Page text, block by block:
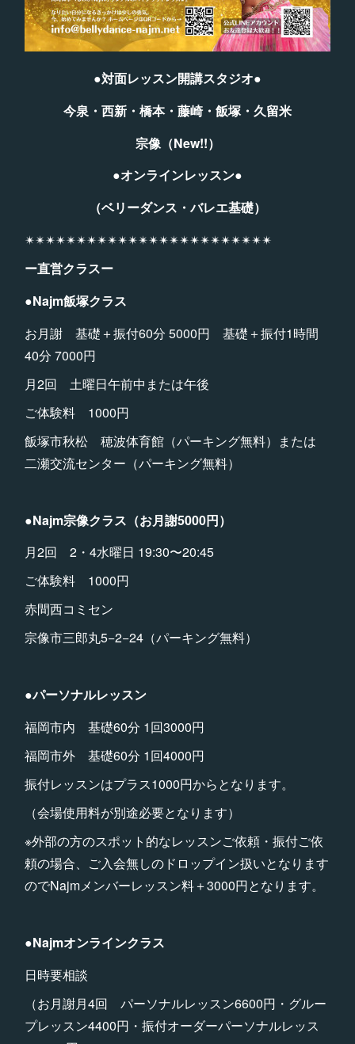
●対面レッスン開講スタジオ●
今泉・西新・橋本・藤崎・飯塚・久留米
宗像（New!!）
●オンラインレッスン●
（ベリーダンス・バレエ基礎）
✴︎✴︎✴︎✴︎✴︎✴︎✴︎✴︎✴︎✴︎✴︎✴︎✴︎✴︎✴︎✴︎✴︎✴︎✴︎✴︎✴︎✴︎✴︎✴︎
ー直営クラスー
●Najm飯塚クラス
お月謝 基礎＋振付60分 5000円 基礎＋振付1時間
40分 7000円
月2回 土曜日午前中または午後
ご体験料 1000円
飯塚市秋松 穂波体育館（パーキング無料）または
二瀬交流センター（パーキング無料）
●Najm宗像クラス（お月謝5000円）
月2回 2・4水曜日 19:30〜20:45
ご体験料 1000円
赤間西コミセン
宗像市三郎丸5−2−24（パーキング無料）
●パーソナルレッスン
福岡市内 基礎60分 1回3000円
福岡市外 基礎60分 1回4000円
振付レッスンはプラス1000円からとなります。
（会場使用料が別途必要となります）
※外部の方のスポット的なレッスンご依頼・振付ご依
頼の場合、ご入会無しのドロップイン扱いとなります
のでNajmメンバーレッスン料＋3000円となります。
●Najmオンラインクラス
日時要相談
（お月謝月4回 パーソナルレッスン6600円・グルー
プレッスン4400円・振付オーダーパーソナルレッス